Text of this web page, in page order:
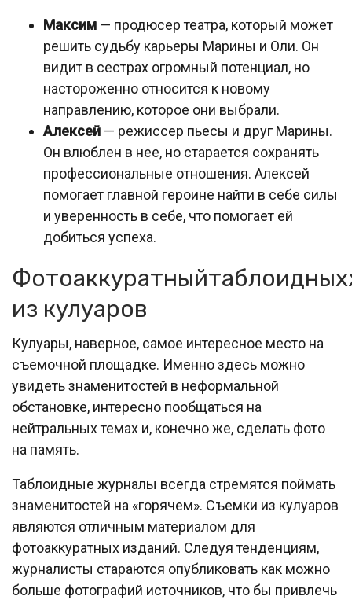
Максим — продюсер театра, который может
решить судьбу карьеры Марины и Оли. Он
видит в сестрах огромный потенциал, но
настороженно относится к новому
направлению, которое они выбрали.
Алексей — режиссер пьесы и друг Марины.
Он влюблен в нее, но старается сохранять
профессиональные отношения. Алексей
помогает главной героине найти в себе силы
и уверенность в себе, что помогает ей
добиться успеха.
из кулуаров
Кулуары, наверное, самое интересное место на
съемочной площадке. Именно здесь можно
увидеть знаменитостей в неформальной
обстановке, интересно пообщаться на
нейтральных темах и, конечно же, сделать фото
на память.
Таблоидные журналы всегда стремятся поймать
знаменитостей на «горячем». Съемки из кулуаров
являются отличным материалом для
фотоаккуратных изданий. Следуя тенденциям,
журналисты стараются опубликовать как можно
больше фотографий источников, что бы привлечь